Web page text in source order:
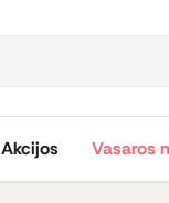
Akcijos Vasaros